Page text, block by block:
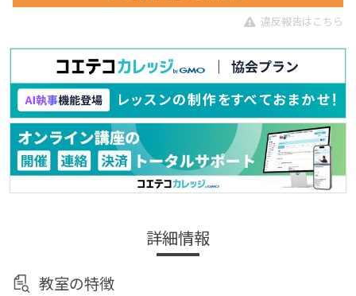
違反報告はこちら
詳細情報
教室の特徴